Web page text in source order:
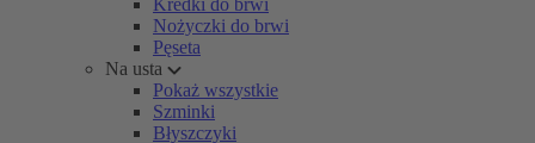
Kredki do brwi
Nożyczki do brwi
Pęseta
Na usta
Pokaż wszystkie
Szminki
Błyszczyki